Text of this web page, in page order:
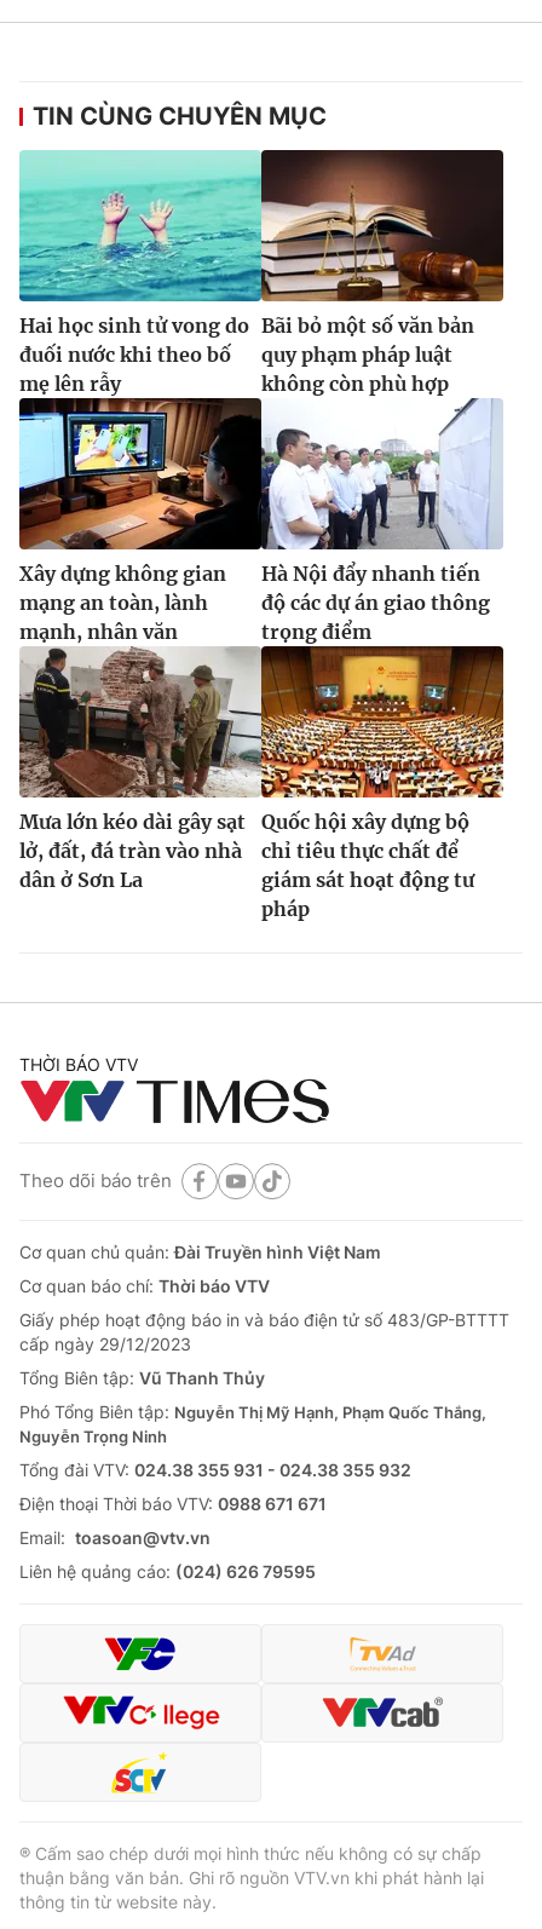
TIN CÙNG CHUYÊN MỤC
Hai học sinh tử vong do
đuối nước khi theo bố
mẹ lên rẫy
Bãi bỏ một số văn bản
quy phạm pháp luật
không còn phù hợp
Xây dựng không gian
mạng an toàn, lành
mạnh, nhân văn
Hà Nội đẩy nhanh tiến
độ các dự án giao thông
trọng điểm
Mưa lớn kéo dài gây sạt
lở, đất, đá tràn vào nhà
dân ở Sơn La
Quốc hội xây dựng bộ
chỉ tiêu thực chất để
giám sát hoạt động tư
pháp
THỜI BÁO VTV
Theo dõi báo trên
Cơ quan chủ quản:Đài Truyền hình Việt Nam
Cơ quan báo chí: Thời báo VTV
Giấy phép hoạt động báo in và báo điện tử số 483/GP-BTTTT
cấp ngày 29/12/2023
Tổng Biên tập: Vũ Thanh Thủy
Phó Tổng Biên tập: Nguyễn Thị Mỹ Hạnh, Phạm Quốc Thắng,
Nguyễn Trọng Ninh
Tổng đài VTV: 024.38 355 931 - 024.38 355 932
Ðiện thoại Thời báo VTV: 0988 671 671
Email: toasoan@vtv.vn
Liên hệ quảng cáo: (024) 626 79595
® Cấm sao chép dưới mọi hình thức nếu không có sự chấp
thuận bằng văn bản. Ghi rõ nguồn VTV.vn khi phát hành lại
thông tin từ website này.